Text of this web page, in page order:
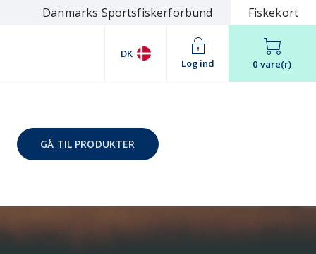
Danmarks Sportsfiskerforbund Fiskekort
DK
Log ind
0 vare(r)
GÅ TIL PRODUKTER